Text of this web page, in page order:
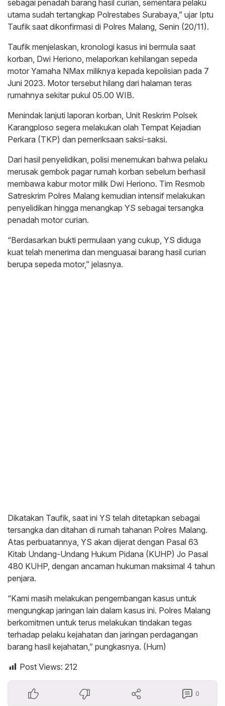
sebagai penadah barang hasil curian, sementara pelaku
utama sudah tertangkap Polrestabes Surabaya,” ujar Iptu
Taufik saat dikonfirmasi di Polres Malang, Senin (20/11).
Taufik menjelaskan, kronologi kasus ini bermula saat
korban, Dwi Heriono, melaporkan kehilangan sepeda
motor Yamaha NMax miliknya kepada kepolisian pada 7
Juni 2023. Motor tersebut hilang dari halaman teras
rumahnya sekitar pukul 05.00 WIB.
Menindak lanjuti laporan korban, Unit Reskrim Polsek
Karangploso segera melakukan olah Tempat Kejadian
Perkara (TKP) dan pemeriksaan saksi-saksi.
Dari hasil penyelidikan, polisi menemukan bahwa pelaku
merusak gembok pagar rumah korban sebelum berhasil
membawa kabur motor milik Dwi Heriono. Tim Resmob
Satreskrim Polres Malang kemudian intensif melakukan
penyelidikan hingga menangkap YS sebagai tersangka
penadah motor curian.
“Berdasarkan bukti permulaan yang cukup, YS diduga
kuat telah menerima dan menguasai barang hasil curian
berupa sepeda motor,” jelasnya.
Dikatakan Taufik, saat ini YS telah ditetapkan sebagai
tersangka dan ditahan di rumah tahanan Polres Malang.
Atas perbuatannya, YS akan dijerat dengan Pasal 63
Kitab Undang-Undang Hukum Pidana (KUHP) Jo Pasal
480 KUHP, dengan ancaman hukuman maksimal 4 tahun
penjara.
“Kami masih melakukan pengembangan kasus untuk
mengungkap jaringan lain dalam kasus ini. Polres Malang
berkomitmen untuk terus melakukan tindakan tegas
terhadap pelaku kejahatan dan jaringan perdagangan
barang hasil kejahatan,” pungkasnya. (Hum)
Post Views: 212
0